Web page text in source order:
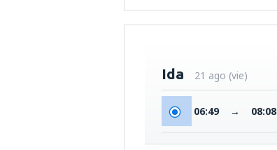
Ida 21 ago (vie)
06:49 → 08:08